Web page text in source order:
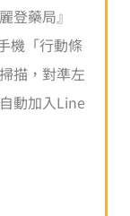
麗登藥局』
機「行動條
描，對準左
動加入Line